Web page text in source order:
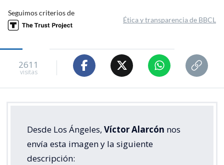
Seguimos criterios de
Ética y transparencia de BBCL
2611
visitas
Desde Los Ángeles, Víctor Alarcón nos
envía esta imagen y la siguiente
descripción: